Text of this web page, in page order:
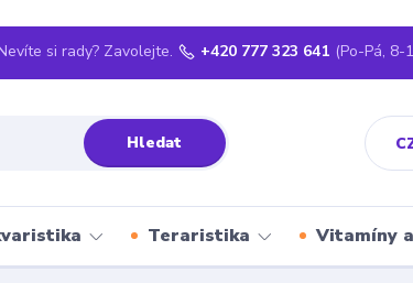
Hledat
si rady? Zavolejte. +420 777 323 641 (Po-Pá, 8-
Teraristika Vitamíny